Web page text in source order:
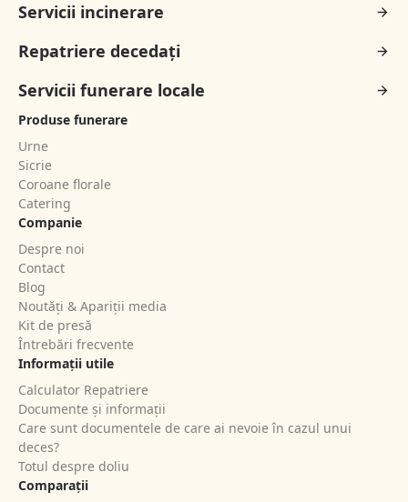
Servicii incinerare
Repatriere decedați
Servicii funerare locale
Produse funerare
Urne
Sicrie
Coroane florale
Catering
Companie
Despre noi
Contact
Blog
Noutăți & Apariții media
Kit de presă
Întrebări frecvente
Informații utile
Calculator Repatriere
Documente și informații
Care sunt documentele de care ai nevoie în cazul unui
deces?
Totul despre doliu
Comparații